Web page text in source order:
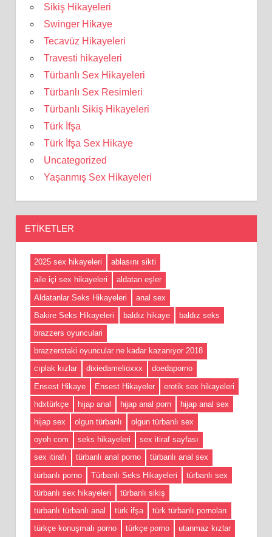
Sikiş Hikayeleri
Swinger Hikaye
Tecavüz Hikayeleri
Travesti hikayeleri
Türbanlı Sex Hikayeleri
Türbanlı Sex Resimleri
Türbanlı Sikiş Hikayeleri
Türk İfşa
Türk İfşa Sex Hikaye
Uncategorized
Yaşanmış Sex Hikayeleri
ETIKETLER
2025 sex hikayeleri
ablasını sikti
aile içi sex hikayeleri
aldatan eşler
Aldatanlar Seks Hikayeleri
anal sex
Bakire Seks Hikayeleri
baldız hikaye
baldız seks
brazzers oyunculari
brazzerstaki oyuncular ne kadar kazanıyor 2018
cıplak kızlar
dixiedamelioxxx
doedaporno
Ensest Hikaye
Ensest Hikayeler
erotik sex hikayeleri
hdxtürkçe
hijap anal hijap anal porn
hijap anal sex
hijap sex
olgun türbanlı
olgun türbanlı sex
oyoh com
seks hikayeleri
sex itiraf sayfası
sex itirafı
türbanlı anal porno
türbanlı anal sex
türbanlı porno
Türbanlı Seks Hikayeleri
türbanlı sex
türbanlı sex hikayeleri
türbanlı sikiş
türbanlı türbanlı anal
türk ifşa
türk türbanlı pornoları
türkçe konuşmalı porno
türkçe porno utanmaz kızlar